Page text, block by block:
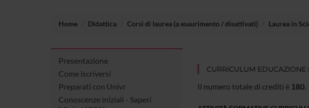
Home Didattica Corsi di laurea (a esaurimento / disattivati) Laurea in
Presentazione
Come iscriversi
Preparati con Univr
Conoscenze iniziali - Saperi
CURRICULUM
Il numero totale di crediti è 180.